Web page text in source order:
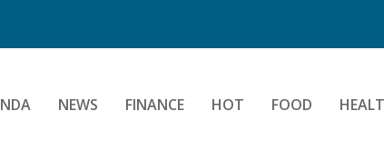
NEWS FINANCE HOT FOOD